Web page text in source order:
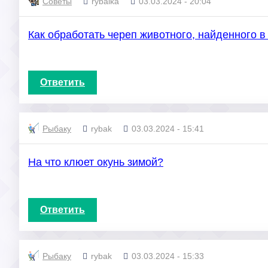
Как обработать череп животного, найденного
Ответить
Рыбаку rybak 03.03.2024 - 15:41
На что клюет окунь зимой?
Ответить
Рыбаку rybak 03.03.2024 - 15:33